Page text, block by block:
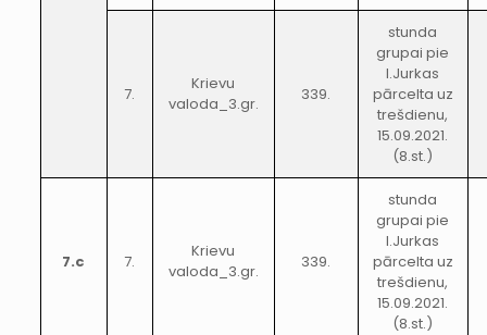
7.
Krievu
valoda_3.gr.
339.
stunda
grupai pie
I.Jurkas
pārcelta uz
trešdienu,
15.09.2021.
(8.st.)
7.c 7.
Krievu
valoda_3.gr.
339.
stunda
grupai pie
I.Jurkas
pārcelta uz
trešdienu,
15.09.2021.
(8.st.)